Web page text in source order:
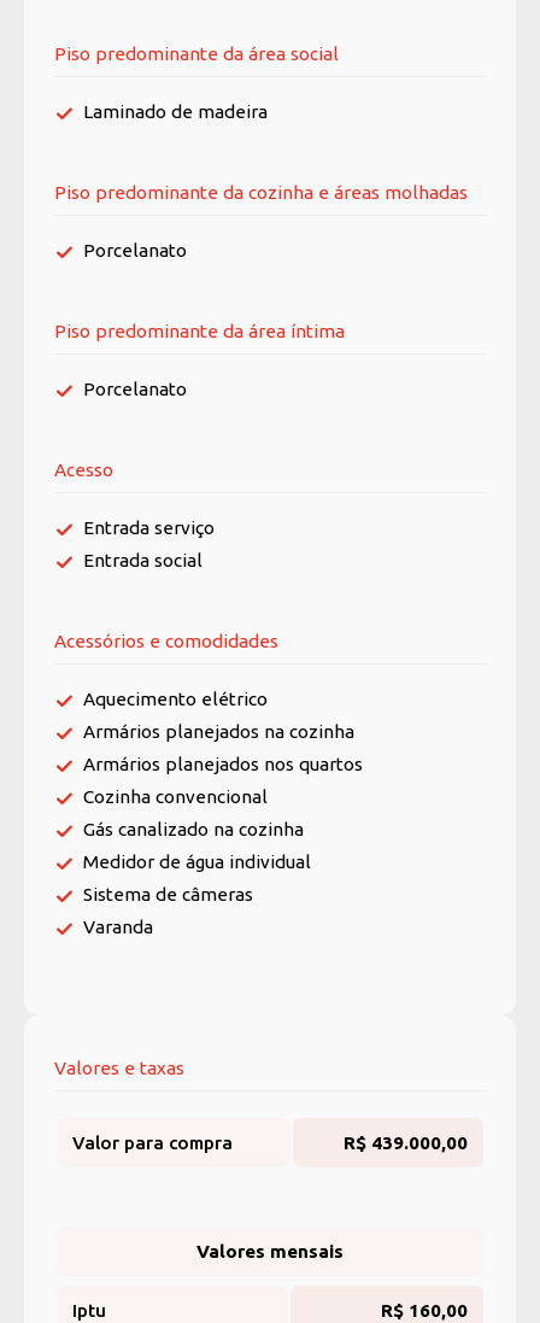
Piso predominante da área social
Laminado de madeira
Piso predominante da cozinha e áreas molhadas
Porcelanato
Piso predominante da área íntima
Porcelanato
Acesso
Entrada serviço
Entrada social
Acessórios e comodidades
Aquecimento elétrico
Armários planejados na cozinha
Armários planejados nos quartos
Cozinha convencional
Gás canalizado na cozinha
Medidor de água individual
Sistema de câmeras
Varanda
Valores e taxas
Valor para compra R$ 439.000,00
Valores mensais
Iptu R$ 160,00